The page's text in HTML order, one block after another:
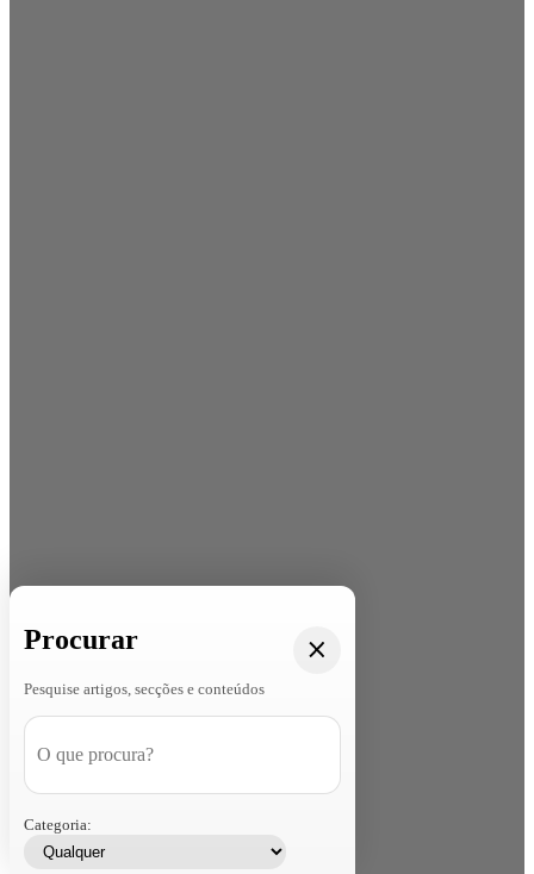
Procurar
Pesquise artigos, secções e conteúdos
Categoria: